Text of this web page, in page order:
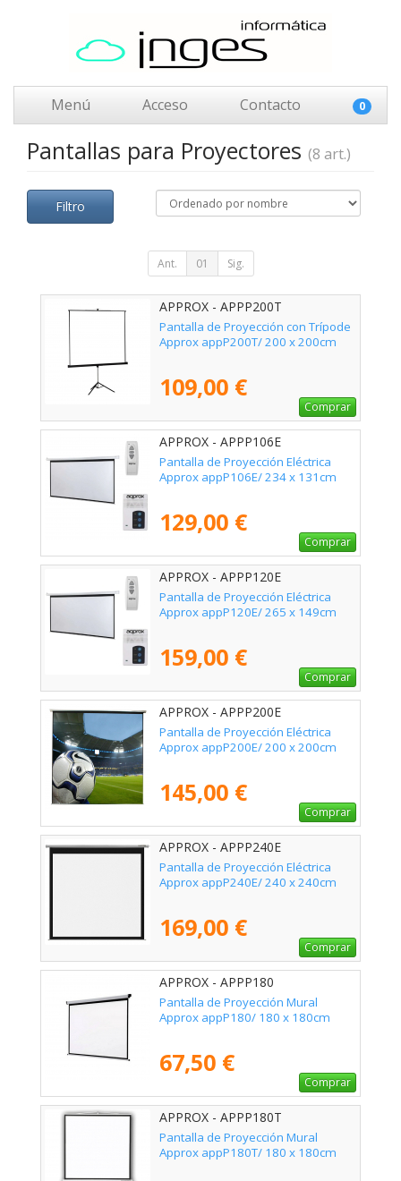
Menú Acceso Contacto 0
Pantallas para Proyectores (8 art.)
Filtro
Ant. 01 Sig.
APPROX - APPP200T
Pantalla de Proyección con Trípode
Approx appP200T/ 200 x 200cm
109,00 €
Comprar
APPROX - APPP106E
Pantalla de Proyección Eléctrica
Approx appP106E/ 234 x 131cm
129,00 €
Comprar
APPROX - APPP120E
Pantalla de Proyección Eléctrica
Approx appP120E/ 265 x 149cm
159,00 €
Comprar
APPROX - APPP200E
Pantalla de Proyección Eléctrica
Approx appP200E/ 200 x 200cm
145,00 €
Comprar
APPROX - APPP240E
Pantalla de Proyección Eléctrica
Approx appP240E/ 240 x 240cm
169,00 €
Comprar
APPROX - APPP180
Pantalla de Proyección Mural
Approx appP180/ 180 x 180cm
67,50 €
Comprar
APPROX - APPP180T
Pantalla de Proyección Mural
Approx appP180T/ 180 x 180cm